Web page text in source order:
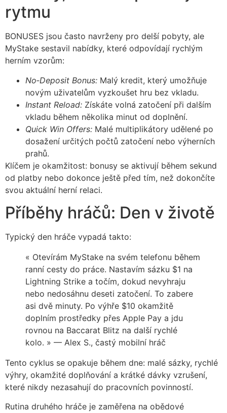
rytmu
BONUSES jsou často navrženy pro delší pobyty, ale
MyStake sestavil nabídky, které odpovídají rychlým
herním vzorům:
No‑Deposit Bonus: Malý kredit, který umožňuje
novým uživatelům vyzkoušet hru bez vkladu.
Instant Reload: Získáte volná zatočení při dalším
vkladu během několika minut od doplnění.
Quick Win Offers: Malé multiplikátory udělené po
dosažení určitých počtů zatočení nebo výherních
prahů.
Klíčem je okamžitost: bonusy se aktivují během sekund
od platby nebo dokonce ještě před tím, než dokončíte
svou aktuální herní relaci.
Příběhy hráčů: Den v životě
Typický den hráče vypadá takto:
« Otevírám MyStake na svém telefonu během
ranní cesty do práce. Nastavím sázku $1 na
Lightning Strike a točím, dokud nevyhraju
nebo nedosáhnu deseti zatočení. To zabere
asi dvě minuty. Po výhře $10 okamžitě
doplním prostředky přes Apple Pay a jdu
rovnou na Baccarat Blitz na další rychlé
kolo. » — Alex S., častý mobilní hráč
Tento cyklus se opakuje během dne: malé sázky, rychlé
výhry, okamžité doplňování a krátké dávky vzrušení,
které nikdy nezasahují do pracovních povinností.
Rutina druhého hráče je zaměřena na obědové